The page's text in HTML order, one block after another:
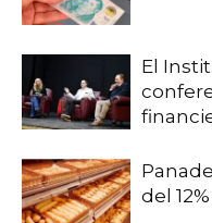
El
del